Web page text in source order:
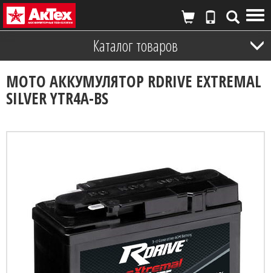
Каталог товаров
МОТО АККУМУЛЯТОР RDRIVE EXTREMAL
SILVER YTR4A-BS